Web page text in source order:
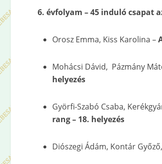
6. évfolyam – 45 induló csapat
Orosz Emma, Kiss Karolina –
Mohácsi Dávid, Pázmány
helyezés
Györfi-Szabó Csaba,
rang – 18. helyezés
Diószegi Ádám, Kontár